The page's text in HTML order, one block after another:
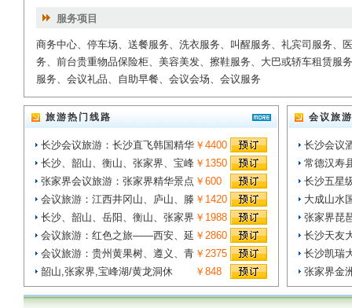
服务项目
商务中心、停车场、送餐服务、洗衣服务、叫醒服务、礼宾司服务、
务、前台贵重物品保险柜、美容美发、擦鞋服务、大巴或轿车租赁服
服务、会议礼品、自助早餐、会议会场、会议服务
旅游热门线路
长沙会议旅游：长沙直飞韩国精华 ￥4400
长沙、韶山、衡山、张家界、宝峰 ￥1350
张家界会议旅游：张家界精华景点 ￥600
会议旅游：江西井冈山、庐山、滕 ￥1420
长沙、韶山、岳阳、衡山、张家界 ￥1988
会议旅游：红色之旅——西安、延 ￥2860
会议旅游：贵州黄果树、遵义、青 ￥2375
韶山,张家界,宝峰湖/黄龙洞休
￥848
会议旅
长沙会议
常德汉寿
长沙五星
大成山水
张家界琵
长沙天友
长沙凯瑞
张家界金